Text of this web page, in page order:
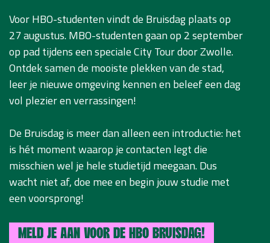
Voor HBO-studenten vindt de Bruisdag plaats op
27 augustus. MBO-studenten gaan op 2 september
op pad tijdens een speciale City Tour door Zwolle.
Ontdek samen de mooiste plekken van de stad,
leer je nieuwe omgeving kennen en beleef een dag
vol plezier en verrassingen!
De Bruisdag is meer dan alleen een introductie: het
is hét moment waarop je contacten legt die
misschien wel je hele studietijd meegaan. Dus
wacht niet af, doe mee en begin jouw studie met
een voorsprong!
MELD JE AAN VOOR DE HBO BRUISDAG!